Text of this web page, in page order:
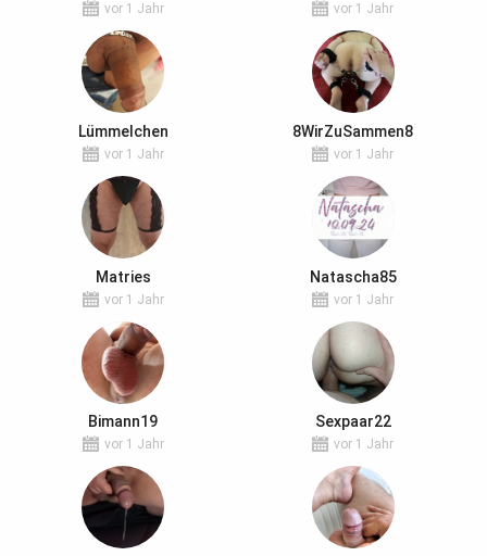
vor 1 Jahr vor 1 Jahr
Lümmelchen
vor 1 Jahr
8WirZuSammen8
vor 1 Jahr
Matries
vor 1 Jahr
Natascha85
vor 1 Jahr
Bimann19
vor 1 Jahr
Sexpaar22
vor 1 Jahr